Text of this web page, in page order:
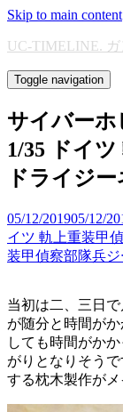
Skip to main content
UC-TIMELINE.
Toggle navigation
サイバーホ
1/35 ドイ
ドライジ
05/12/201905/12/
イツ 軌上重装甲
装甲偵察部隊兵ジ
当初は二、三日
が随分と時間が
しても時間がか
がりとなりそう
する枕木製作がメ